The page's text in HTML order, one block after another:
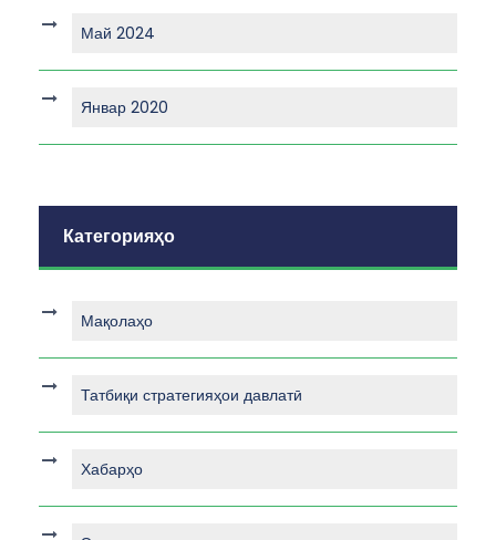
Май 2024
Январ 2020
Категорияҳо
Мақолаҳо
Татбиқи стратегияҳои давлатӣ
Хабарҳо